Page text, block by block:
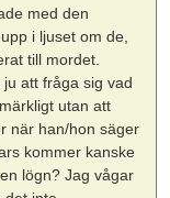
med den
i ljuset om de,
till mordet.
att fråga sig vad
utan att
när han/hon säger
kommer kanske
lögn? Jag vågar